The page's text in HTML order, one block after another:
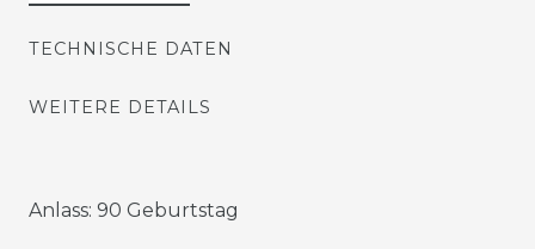
TECHNISCHE DATEN
WEITERE DETAILS
Anlass: 90 Geburtstag